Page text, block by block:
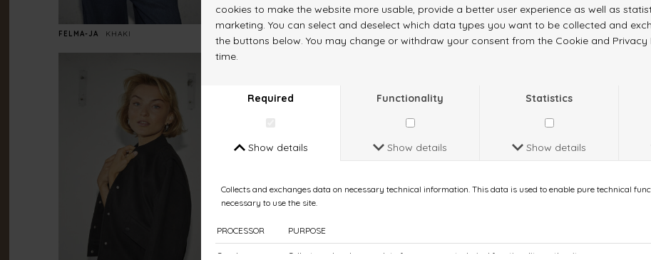
FELMA-JA KHAKI
-50%